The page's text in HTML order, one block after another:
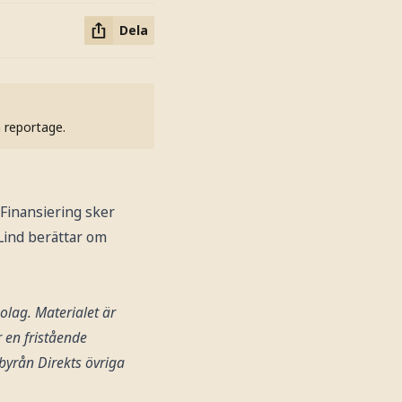
Dela
reportage.
sker
berättar om
Materialet är
fristående
Direkts övriga